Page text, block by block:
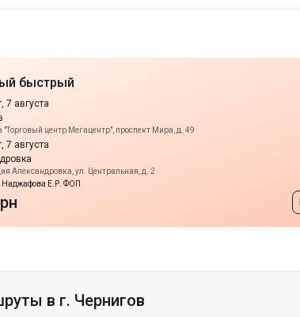
быстрый
7 августа
"Торговый центр Мегацентр", проспект Мира, д. 49
7 августа
Александровка, ул. Центральная, д. 2
Наджафова Е.Р. ФОП
в г. Чернигов